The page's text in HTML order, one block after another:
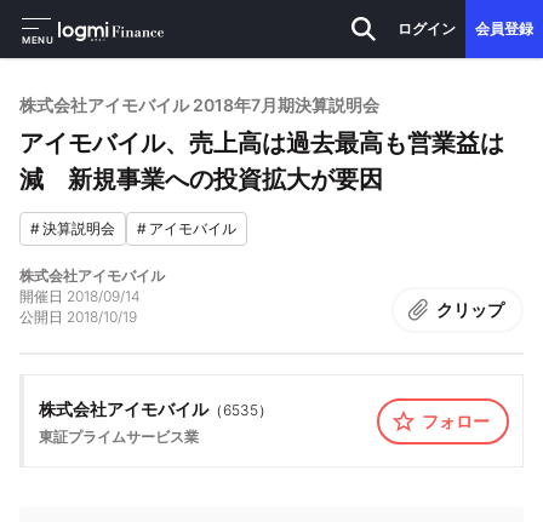
MENU
ログイン 会員登録
株式会社アイモバイル 2018年7月期決算説明会
アイモバイル、売上高は過去最高も営業益は
減 新規事業への投資拡大が要因
#決算説明会 # アイモバイル
株式会社アイモバイル
開催日 2018/09/14
公開日 2018/10/19 クリップ
株式会社アイモバイル（6535）
東証プライムサービス業
フォロー